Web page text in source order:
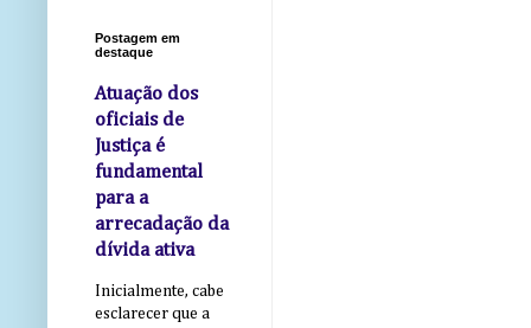
Postagem em
destaque
Atuação dos
oficiais de
Justiça é
fundamental
para a
arrecadação da
dívida ativa
Inicialmente, cabe
esclarecer que a